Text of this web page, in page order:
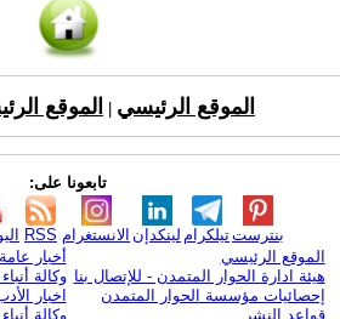
الموقع الرئيسي الموقع
تابعونا على:
RSS الانستغرام لينكدإن تيلكرامبنترست
الموقع الرئيسي
هيئة ادارة الحوار المتمدن - للإتصال بنا
إحصائيات مؤسسة الحوار المتمدن
قواعد النشر
أخبار عامة
وكالة
اخبار
وكالة